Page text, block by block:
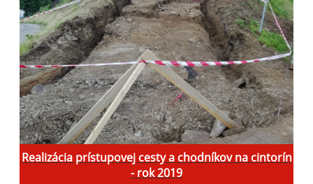
Realizácia prístupovej cesty a chodníkov na cintorín
- rok 2019